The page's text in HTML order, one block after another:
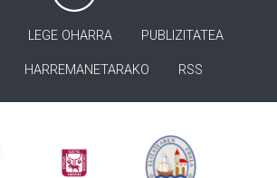
LEGE OHARRA PUBLIZITATEA
HARREMANETARAKO RSS